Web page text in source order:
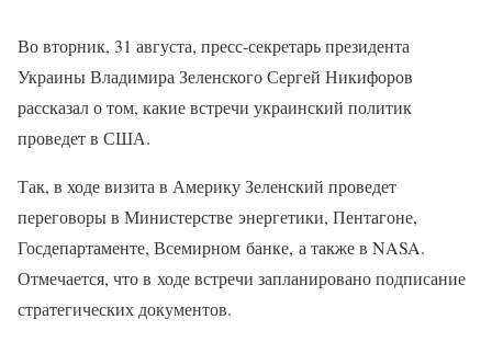
Во вторник, 31 августа, пресс-секретарь президента
Украины Владимира Зеленского Сергей Никифоров
рассказал о том, какие встречи украинский политик
проведет в США.
Так, в ходе визита в Америку Зеленский проведет
переговоры в Министерстве энергетики, Пентагоне,
Госдепартаменте, Всемирном банке, а также в NASA.
Отмечается, что в ходе встречи запланировано подписание
стратегических документов.